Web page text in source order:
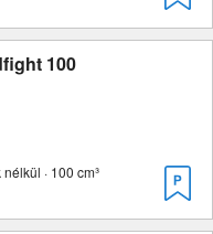
100
· 100 cm³